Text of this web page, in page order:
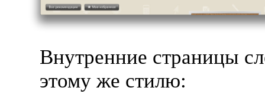
Внутренние страницы
этому же стилю: